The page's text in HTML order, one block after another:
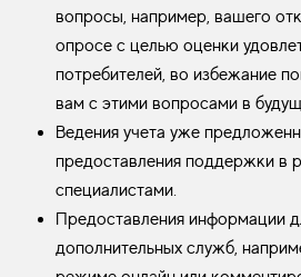
вопросы, например, вашего
опросе с целью оценки
потребителей, во избежание
вам с этими вопросами в
Ведения учета уже
предоставления поддержки в
специалистами.
Предоставления информации
дополнительных служб,